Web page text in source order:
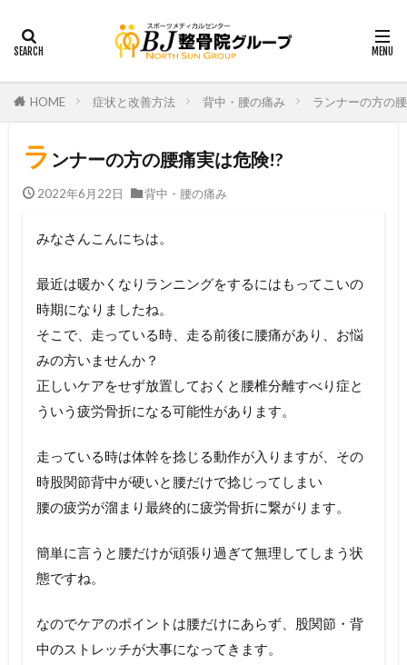
HOME 症状と改善方法 背中・腰の痛み ランナーの方の
ラ ンナーの方の腰痛実は危険!?
2022年6月22日 背中・腰の痛み
みなさんこんにちは。
最近は暖かくなりランニングをするにはもってこいの
時期になりましたね。
そこで、走っている時、走る前後に腰痛があり、お悩
みの方いませんか？
正しいケアをせず放置しておくと腰椎分離すべり症と
ういう疲労骨折になる可能性があります。
走っている時は体幹を捻じる動作が入りますが、その
時股関節背中が硬いと腰だけで捻じってしまい
腰の疲労が溜まり最終的に疲労骨折に繋がります。
簡単に言うと腰だけが頑張り過ぎて無理してしまう状
態ですね。
なのでケアのポイントは腰だけにあらず、股関節・背
中のストレッチが大事になってきます。